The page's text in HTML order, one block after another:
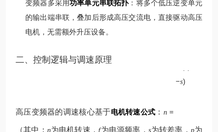
变频器多采用功率单元串联拓扑：将多个低压逆变单元
的输出端串联，叠加后形成高压交流电，直接驱动高压
电机，无需额外升压设备。
二、控制逻辑与调速原理
高压变频器的调速核心基于电机转速公式 ： n =
−s)
（其中： n为电机转速， f为电源频率， s为转差率， p为